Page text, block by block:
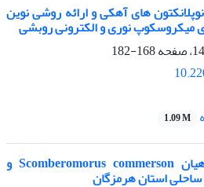
های آهکی و ارائه روشی نوین
میکروسکوپ نوری و الکترونی روبشی
168-182
1.09 M
مطالعه انگل‌های پریاخته ماهیان Scomberomorus commerson و